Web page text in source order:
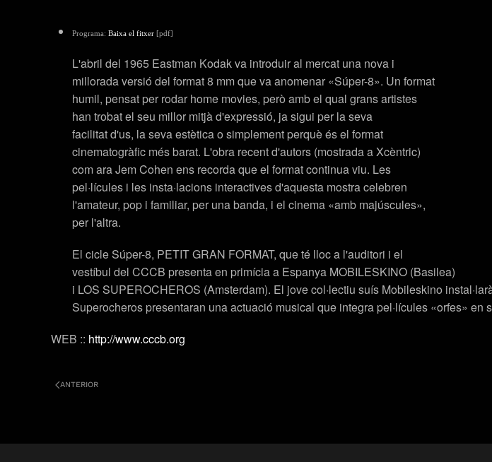
Programa: Baixa el fitxer [pdf]
L'abril del 1965 Eastman Kodak va introduir al mercat una nova i
millorada versió del format 8 mm que va anomenar «Súper-8». Un format
humil, pensat per rodar home movies, però amb el qual grans artistes
han trobat el seu millor mitjà d'expressió, ja sigui per la seva
facilitat d'us, la seva estètica o simplement perquè és el format
cinematogràfic més barat. L'obra recent d'autors (mostrada a Xcèntric)
com ara Jem Cohen ens recorda que el format continua viu. Les
pel·lícules i les insta·lacions interactives d'aquesta mostra celebren
l'amateur, pop i familiar, per una banda, i el cinema «amb majúscules»,
per l'altra.
El cicle Súper-8, PETIT GRAN FORMAT, que té lloc a l'auditori i el
vestíbul del CCCB presenta en primícia a Espanya MOBILESKINO (Basilea)
i LOS SUPEROCHEROS (Amsterdam). El jove col·lectiu suís Mobileskino
Superocheros presentaran una actuació musical que integra pel·lícules «orfes»
WEB :: http://www.cccb.org
ANTERIOR